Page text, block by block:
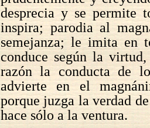
desprecia y se permite
inspira; parodia al
semejanza; le imita en
conduce según la
razón la conducta de
advierte en el
porque juzga la verdad
hace sólo a la ventura.